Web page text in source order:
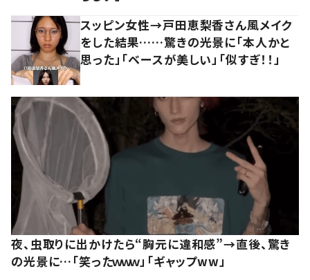
スッピン女性→戸田恵梨香さん風メイク
をした結果……驚きの光景に「本人かと
思った」「ベースが美しい」「似すぎ！！」
夜、虫取りに出かけたら“胸元に違和感”→直後、驚き
の光景に…「笑ったｗｗｗ」「ギャップww」